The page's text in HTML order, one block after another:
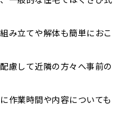
み立てや解体も簡単におこ
慮して近隣の方々へ事前の
作業時間や内容についても